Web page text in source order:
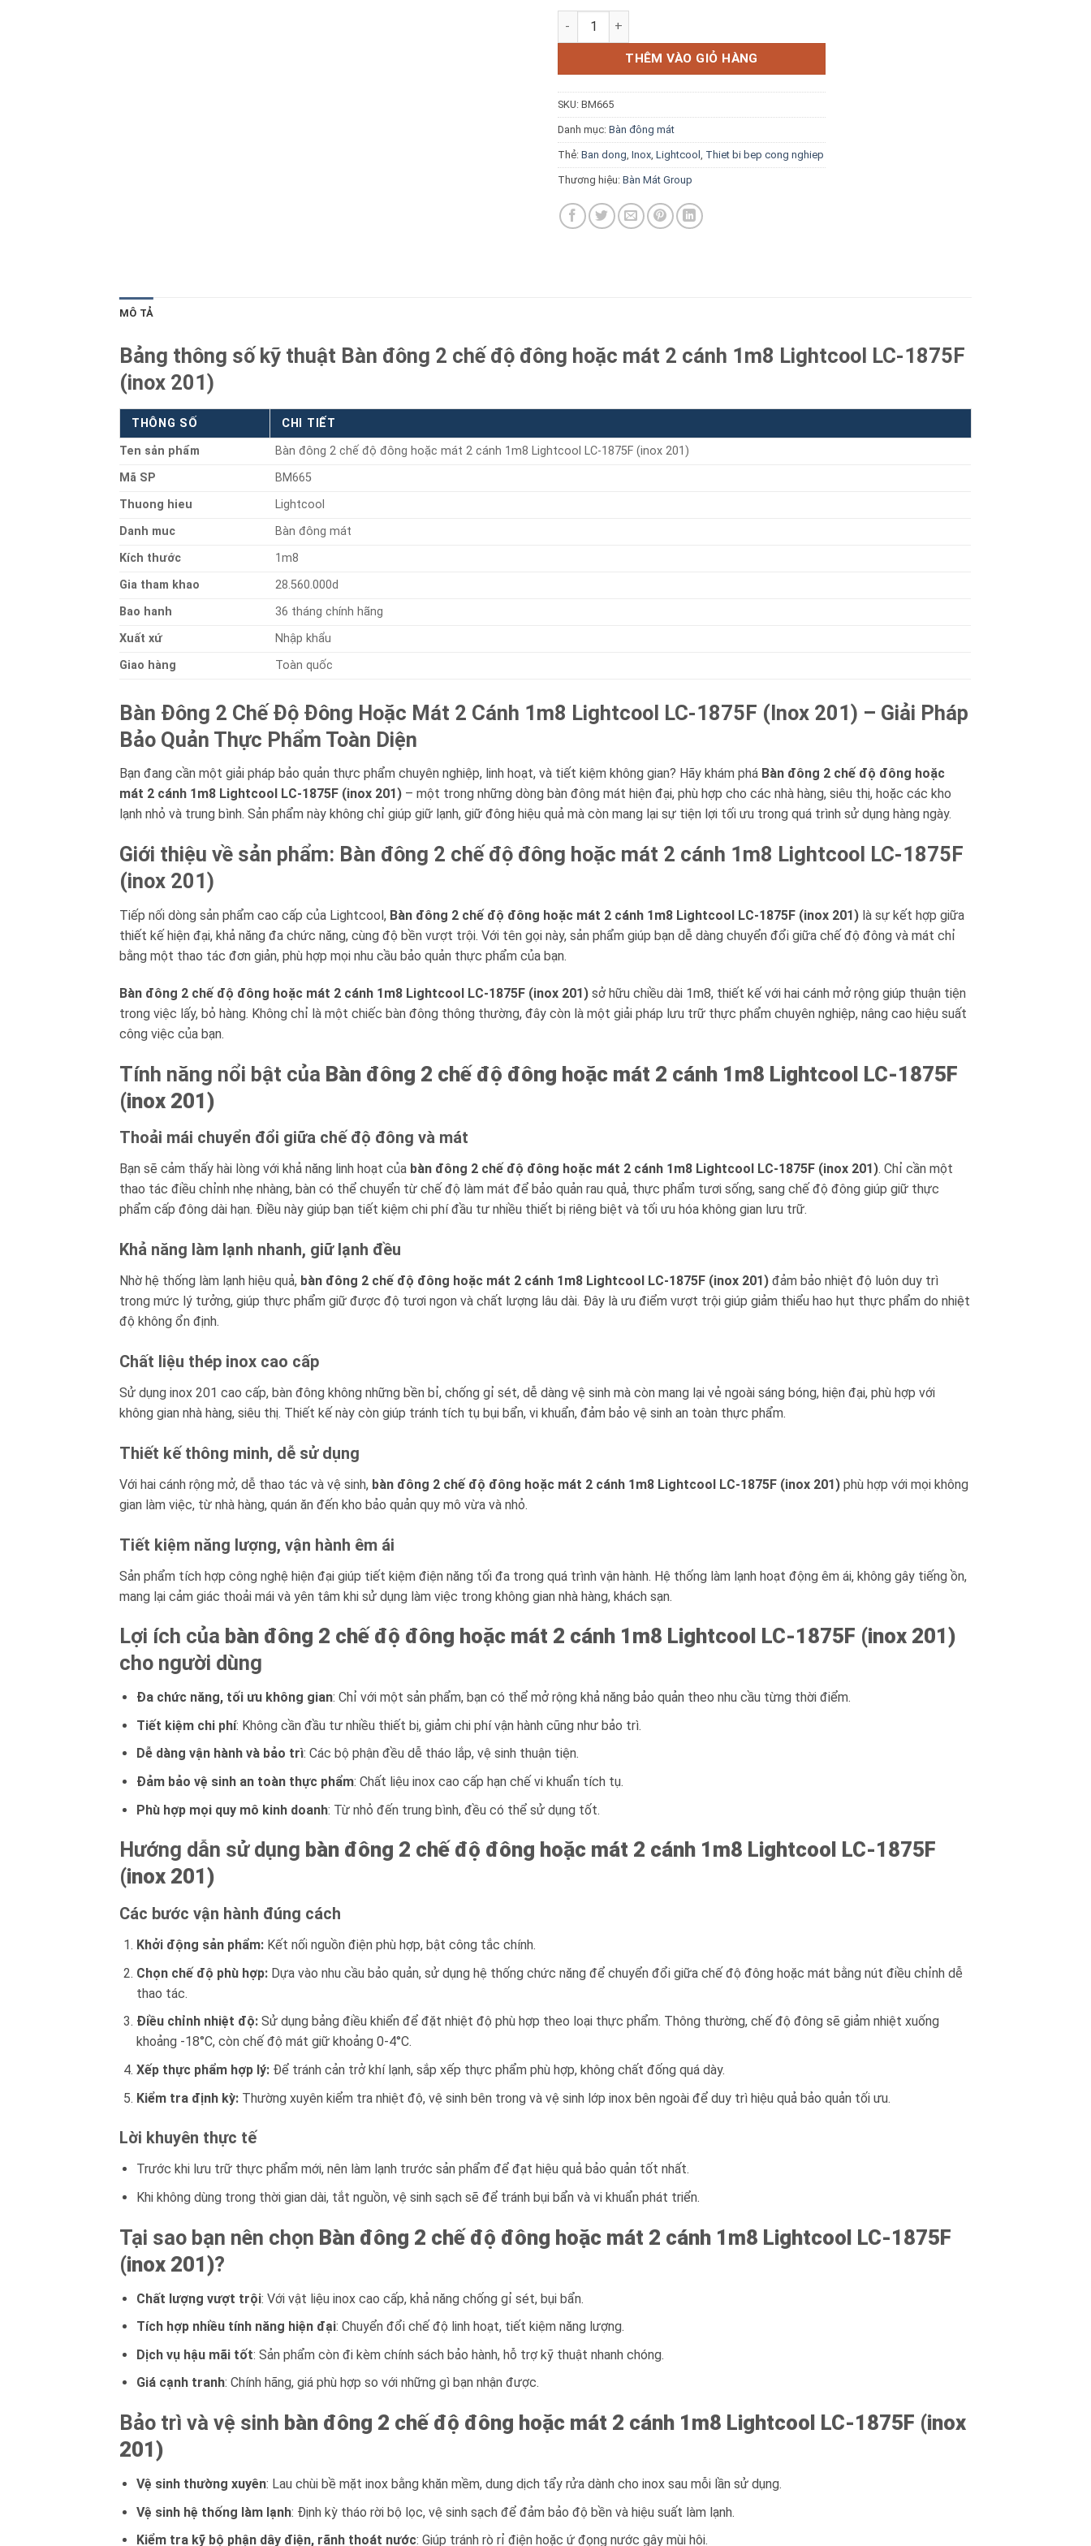
Báo giá miễn phí →
Bàn đông 2 chế độ đông hoặc mát 2 cánh 1m8 Lightcool LC-1875F (inox 201) số lượng
THÊM VÀO GIỎ HÀNG
SKU: BM665
Danh mục: Bàn đông mát
Thẻ: Ban dong Inox Lightcool Thiet bi bep cong nghiep
Thương hiệu: Bàn Mát Group
MÔ TẢ
Bảng thông số kỹ thuật Bàn đông 2 chế độ đông hoặc mát 2 cánh 1m8 Lightcool LC-1875F
(inox 201)
THÔNG SỐ
CHI TIẾT
Ten sản phẩm
Bàn đông 2 chế độ đông hoặc mát 2 cánh 1m8 Lightcool LC-1875F (inox 201)
Mã SP
BM665
Thuong hieu
Lightcool
Danh muc
Bàn đông mát
Kích thước
1m8
Gia tham khao
28.560.000d
Bao hanh
36 tháng chính hãng
Xuất xứ
Nhập khẩu
Giao hàng
Toàn quốc
Bàn Đông 2 Chế Độ Đông Hoặc Mát 2 Cánh 1m8 Lightcool LC-1875F (Inox 201) – Giải Pháp
Bảo Quản Thực Phẩm Toàn Diện
Bạn đang cần một giải pháp bảo quản thực phẩm chuyên nghiệp, linh hoạt, và tiết kiệm không gian? Hãy khám phá Bàn đông 2 chế độ đông hoặc
mát 2 cánh 1m8 Lightcool LC-1875F (inox 201) – một trong những dòng bàn đông mát hiện đại, phù hợp cho các nhà hàng, siêu thị, hoặc các kho
lạnh nhỏ và trung bình. Sản phẩm này không chỉ giúp giữ lạnh, giữ đông hiệu quả mà còn mang lại sự tiện lợi tối ưu trong quá trình sử dụng hàng ngày.
Giới thiệu về sản phẩm: Bàn đông 2 chế độ đông hoặc mát 2 cánh 1m8 Lightcool LC-1875F
(inox 201)
Tiếp nối dòng sản phẩm cao cấp của Lightcool, Bàn đông 2 chế độ đông hoặc mát 2 cánh 1m8 Lightcool LC-1875F (inox 201) là sự kết hợp giữa
thiết kế hiện đại, khả năng đa chức năng, cùng độ bền vượt trội. Với tên gọi này, sản phẩm giúp bạn dễ dàng chuyển đổi giữa chế độ đông và mát chỉ
bằng một thao tác đơn giản, phù hợp mọi nhu cầu bảo quản thực phẩm của bạn.
Bàn đông 2 chế độ đông hoặc mát 2 cánh 1m8 Lightcool LC-1875F (inox 201) sở hữu chiều dài 1m8, thiết kế với hai cánh mở rộng giúp thuận tiện
trong việc lấy, bỏ hàng. Không chỉ là một chiếc bàn đông thông thường, đây còn là một giải pháp lưu trữ thực phẩm chuyên nghiệp, nâng cao hiệu suất
công việc của bạn.
Tính năng nổi bật của Bàn đông 2 chế độ đông hoặc mát 2 cánh 1m8 Lightcool LC-1875F
(inox 201)
Thoải mái chuyển đổi giữa chế độ đông và mát
Bạn sẽ cảm thấy hài lòng với khả năng linh hoạt của bàn đông 2 chế độ đông hoặc mát 2 cánh 1m8 Lightcool LC-1875F (inox 201). Chỉ cần một
thao tác điều chỉnh nhẹ nhàng, bàn có thể chuyển từ chế độ làm mát để bảo quản rau quả, thực phẩm tươi sống, sang chế độ đông giúp giữ thực
phẩm cấp đông dài hạn. Điều này giúp bạn tiết kiệm chi phí đầu tư nhiều thiết bị riêng biệt và tối ưu hóa không gian lưu trữ.
Khả năng làm lạnh nhanh, giữ lạnh đều
Nhờ hệ thống làm lạnh hiệu quả, bàn đông 2 chế độ đông hoặc mát 2 cánh 1m8 Lightcool LC-1875F (inox 201) đảm bảo nhiệt độ luôn duy trì
trong mức lý tưởng, giúp thực phẩm giữ được độ tươi ngon và chất lượng lâu dài. Đây là ưu điểm vượt trội giúp giảm thiểu hao hụt thực phẩm do nhiệt
độ không ổn định.
Chất liệu thép inox cao cấp
Sử dụng inox 201 cao cấp, bàn đông không những bền bỉ, chống gỉ sét, dễ dàng vệ sinh mà còn mang lại vẻ ngoài sáng bóng, hiện đại, phù hợp với
không gian nhà hàng, siêu thị. Thiết kế này còn giúp tránh tích tụ bụi bẩn, vi khuẩn, đảm bảo vệ sinh an toàn thực phẩm.
Thiết kế thông minh, dễ sử dụng
Với hai cánh rộng mở, dễ thao tác và vệ sinh, bàn đông 2 chế độ đông hoặc mát 2 cánh 1m8 Lightcool LC-1875F (inox 201) phù hợp với mọi không
gian làm việc, từ nhà hàng, quán ăn đến kho bảo quản quy mô vừa và nhỏ.
Tiết kiệm năng lượng, vận hành êm ái
Sản phẩm tích hợp công nghệ hiện đại giúp tiết kiệm điện năng tối đa trong quá trình vận hành. Hệ thống làm lạnh hoạt động êm ái, không gây tiếng ồn,
mang lại cảm giác thoải mái và yên tâm khi sử dụng làm việc trong không gian nhà hàng, khách sạn.
Lợi ích của bàn đông 2 chế độ đông hoặc mát 2 cánh 1m8 Lightcool LC-1875F (inox 201)
cho người dùng
Đa chức năng, tối ưu không gian: Chỉ với một sản phẩm, bạn có thể mở rộng khả năng bảo quản theo nhu cầu từng thời điểm.
Tiết kiệm chi phí: Không cần đầu tư nhiều thiết bị, giảm chi phí vận hành cũng như bảo trì.
Dễ dàng vận hành và bảo trì: Các bộ phận đều dễ tháo lắp, vệ sinh thuận tiện.
Đảm bảo vệ sinh an toàn thực phẩm: Chất liệu inox cao cấp hạn chế vi khuẩn tích tụ.
Phù hợp mọi quy mô kinh doanh: Từ nhỏ đến trung bình, đều có thể sử dụng tốt.
Hướng dẫn sử dụng bàn đông 2 chế độ đông hoặc mát 2 cánh 1m8 Lightcool LC-1875F
(inox 201)
Các bước vận hành đúng cách
Khởi động sản phẩm:Kết nối nguồn điện phù hợp, bật công tắc chính.
Chọn chế độ phù hợp:Dựa vào nhu cầu bảo quản, sử dụng hệ thống chức năng để chuyển đổi giữa chế độ đông hoặc mát bằng nút điều chỉnh dễ
thao tác.
Điều chỉnh nhiệt độ:Sử dụng bảng điều khiển để đặt nhiệt độ phù hợp theo loại thực phẩm. Thông thường, chế độ đông sẽ giảm nhiệt xuống
khoảng -18°C, còn chế độ mát giữ khoảng 0-4°C.
Xếp thực phẩm hợp lý:Để tránh cản trở khí lạnh, sắp xếp thực phẩm phù hợp, không chất đống quá dày.
Kiểm tra định kỳ:Thường xuyên kiểm tra nhiệt độ, vệ sinh bên trong và vệ sinh lớp inox bên ngoài để duy trì hiệu quả bảo quản tối ưu.
Lời khuyên thực tế
Trước khi lưu trữ thực phẩm mới, nên làm lạnh trước sản phẩm để đạt hiệu quả bảo quản tốt nhất.
Khi không dùng trong thời gian dài, tắt nguồn, vệ sinh sạch sẽ để tránh bụi bẩn và vi khuẩn phát triển.
Tại sao bạn nên chọn Bàn đông 2 chế độ đông hoặc mát 2 cánh 1m8 Lightcool LC-1875F
(inox 201)?
Chất lượng vượt trội: Với vật liệu inox cao cấp, khả năng chống gỉ sét, bụi bẩn.
Tích hợp nhiều tính năng hiện đại: Chuyển đổi chế độ linh hoạt, tiết kiệm năng lượng.
Dịch vụ hậu mãi tốt: Sản phẩm còn đi kèm chính sách bảo hành, hỗ trợ kỹ thuật nhanh chóng.
Giá cạnh tranh: Chính hãng, giá phù hợp so với những gì bạn nhận được.
Bảo trì và vệ sinh bàn đông 2 chế độ đông hoặc mát 2 cánh 1m8 Lightcool LC-1875F (inox
201)
Vệ sinh thường xuyên: Lau chùi bề mặt inox bằng khăn mềm, dung dịch tẩy rửa dành cho inox sau mỗi lần sử dụng.
Vệ sinh hệ thống làm lạnh: Định kỳ tháo rời bộ lọc, vệ sinh sạch để đảm bảo độ bền và hiệu suất làm lạnh.
Kiểm tra kỹ bộ phận dây điện, rãnh thoát nước: Giúp tránh rò rỉ điện hoặc ứ đọng nước gây mùi hôi.